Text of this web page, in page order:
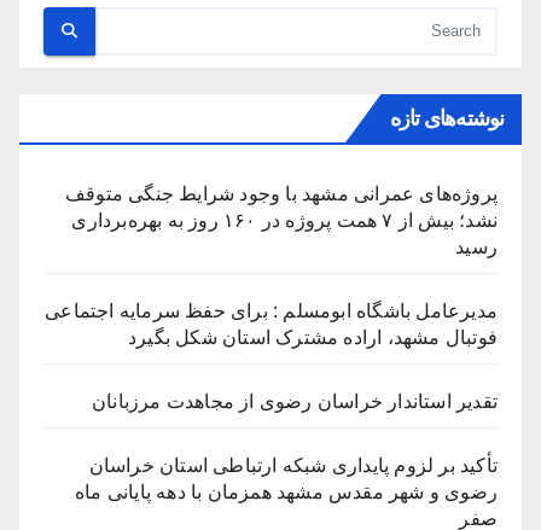
نوشته‌های تازه
پروژه‌های عمرانی مشهد با وجود شرایط جنگی متوقف
نشد؛ بیش از ۷ همت پروژه در ۱۶۰ روز به بهره‌برداری
رسید
مدیرعامل باشگاه ابومسلم : برای حفظ سرمایه اجتماعی
فوتبال مشهد، اراده مشترک استان شکل بگیرد
تقدیر استاندار خراسان رضوی از مجاهدت مرزبانان
تأکید بر لزوم پایداری شبکه ارتباطی استان خراسان
رضوی و شهر مقدس مشهد همزمان با دهه پایانی ماه
صفر